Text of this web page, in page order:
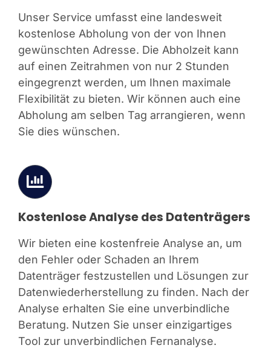
Unser Service umfasst eine landesweit
kostenlose Abholung von der von Ihnen
gewünschten Adresse. Die Abholzeit kann
auf einen Zeitrahmen von nur 2 Stunden
eingegrenzt werden, um Ihnen maximale
Flexibilität zu bieten. Wir können auch eine
Abholung am selben Tag arrangieren, wenn
Sie dies wünschen.
Kostenlose Analyse des Datenträgers
Wir bieten eine kostenfreie Analyse an, um
den Fehler oder Schaden an Ihrem
Datenträger festzustellen und Lösungen zur
Datenwiederherstellung zu finden. Nach der
Analyse erhalten Sie eine unverbindliche
Beratung. Nutzen Sie unser einzigartiges
Tool zur unverbindlichen Fernanalyse.